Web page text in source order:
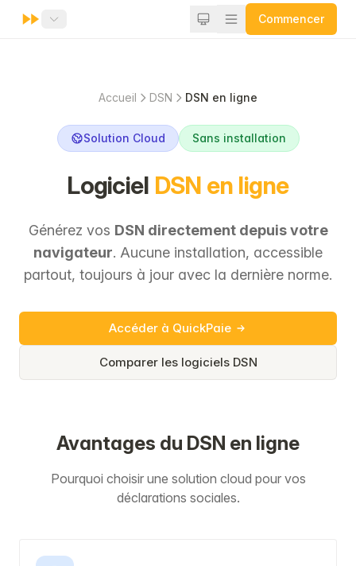
Commencer
Accueil DSN DSN en ligne
Solution Cloud Sans installation
Logiciel DSN en ligne
Générez vos DSN directement depuis votre
navigateur. Aucune installation, accessible
partout, toujours à jour avec la dernière norme.
Accéder à QuickPaie
Comparer les logiciels DSN
Avantages du DSN en ligne
Pourquoi choisir une solution cloud pour vos
déclarations sociales.